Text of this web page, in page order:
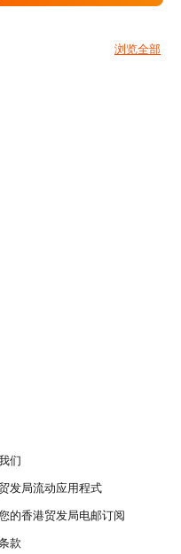
浏览全部
们
发局流动应用程式
的香港贸发局电邮订阅
款